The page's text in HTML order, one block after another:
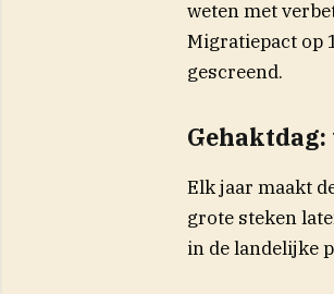
weten met
Migratiepact op
gescreend.
Elk jaar maakt
grote steken
in de landelijke